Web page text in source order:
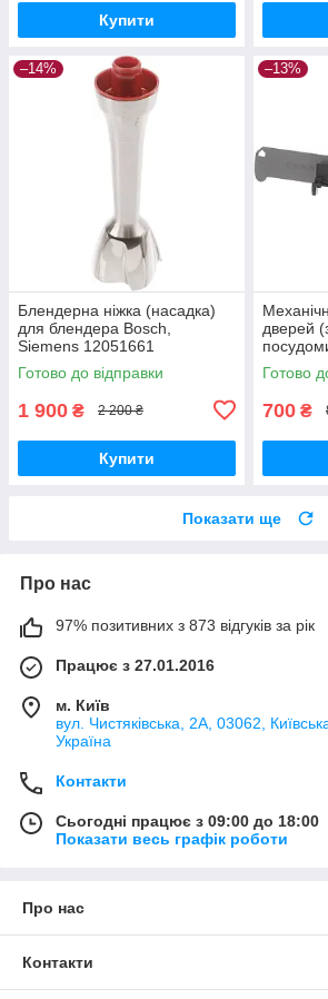
Купити
–14%
Блендерна ніжка (насадка)
для блендера Bosch,
Siemens 12051661
(12041975)
Готово до відправки
1 900 ₴ 2 200 ₴
Купити
–13%
дверей
12021443
Готово
700 ₴
Показати ще
Про нас
97% позитивних з 873 відгуків за рік
Працює з 27.01.2016
м. Київ
вул. Чистяківська, 2А, 03062,
Україна
Контакти
Сьогодні працює з 09:00 до 18:00
Показати весь графік роботи
Про нас
Контакти